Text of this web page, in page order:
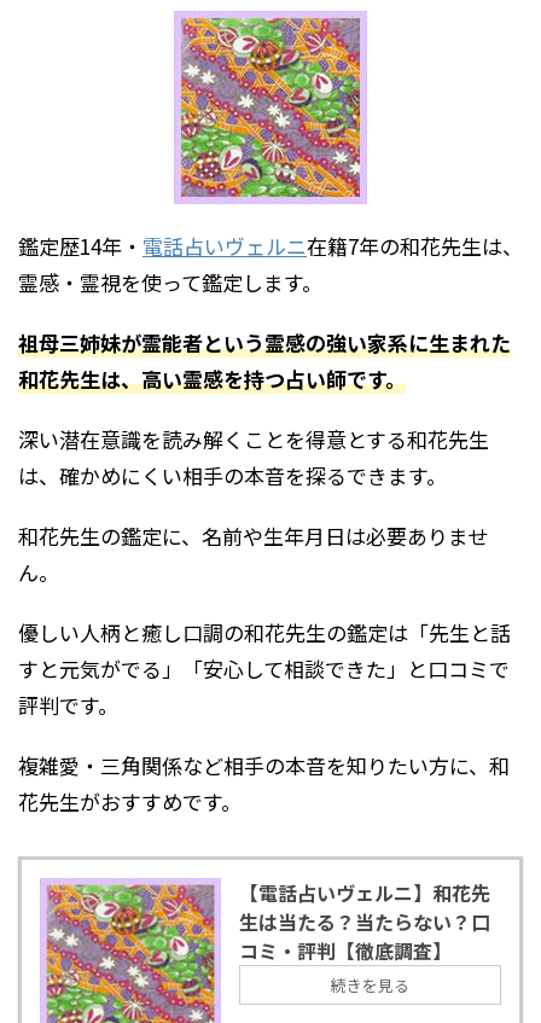
鑑定歴14年・ 電話占いヴェルニ在籍7年の和花先生は、
霊感・霊視を使って鑑定します。
祖母三姉妹が霊能者という霊感の強い家系に生まれた
和花先生は、高い霊感を持つ占い師です。
深い潜在意識を読み解くことを得意とする和花先生
は、確かめにくい相手の本音を探るできます。
和花先生の鑑定に、名前や生年月日は必要ありませ
ん。
優しい人柄と癒し口調の和花先生の鑑定は「先生と話
すと元気がでる」「安心して相談できた」と口コミで
評判です。
複雑愛・三角関係など相手の本音を知りたい方に、和
花先生がおすすめです。
【電話占いヴェルニ】和花先
生は当たる？当たらない？口
コミ・評判【徹底調査】
続きを見る